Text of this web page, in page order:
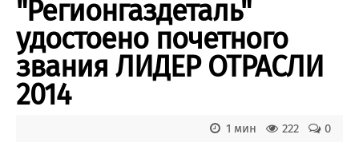
Порты
ВМФ
Образование
Яхты и катера
Еще
Доска объявлений
"Регионгаздеталь"
удостоено почетного
звания ЛИДЕР ОТРАСЛИ
2014
0
222
1 мин